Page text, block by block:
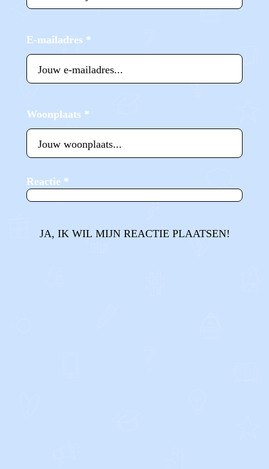
E-mailadres *
Woonplaats *
Reactie *
JA, IK WIL MIJN REACTIE PLAATSEN!